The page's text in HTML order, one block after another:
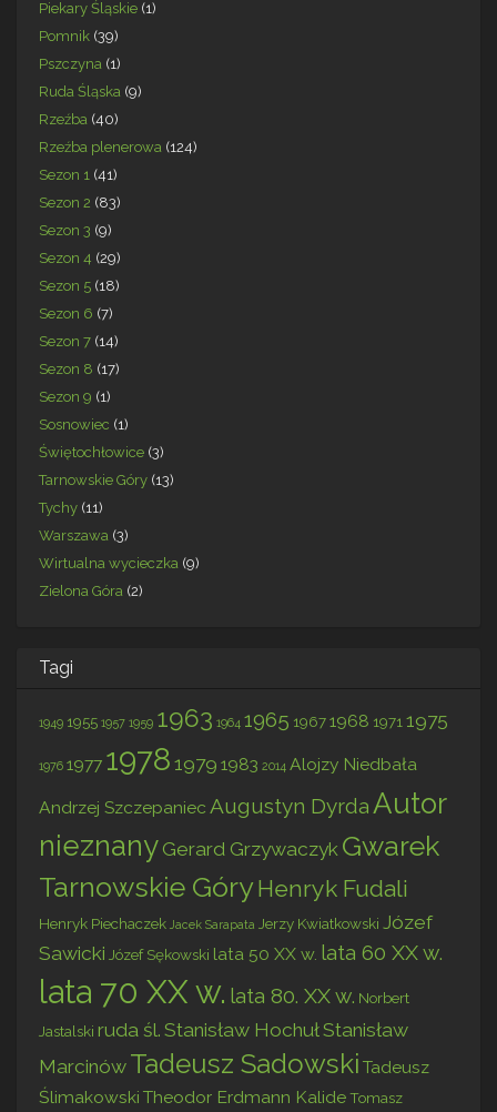
Piekary Śląskie (1)
Pomnik (39)
Pszczyna (1)
Ruda Śląska (9)
Rzeźba (40)
Rzeźba plenerowa (124)
Sezon 1 (41)
Sezon 2 (83)
Sezon 3 (9)
Sezon 4 (29)
Sezon 5 (18)
Sezon 6 (7)
Sezon 7 (14)
Sezon 8 (17)
Sezon 9 (1)
Sosnowiec (1)
Świętochłowice (3)
Tarnowskie Góry (13)
Tychy (11)
Warszawa (3)
Wirtualna wycieczka (9)
Zielona Góra (2)
Tagi
1949 1955 1957 1959 1963 1964 1965 19671968 1971 1975
1976 1977 1978 1979 1983 2014 Alojzy Niedbała
Andrzej Szczepaniec Augustyn DyrdaAutor
nieznany Gerard Grzywaczyk Gwarek
Tarnowskie GóryHenryk Fudali
Henryk Piechaczek Jacek Sarapata Jerzy Kwiatkowski Józef
Sawicki Józef Sękowski lata 50 XX w. lata 60 XX w.
lata 70 XX w. lata 80. XX w. Norbert
Jastalski ruda śl. Stanisław HochułStanisław
Marcinów Tadeusz Sadowski Tadeusz
Ślimakowski Theodor Erdmann KalideTomasz